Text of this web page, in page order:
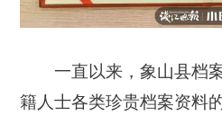
一直以来，象山县档案
籍人士各类珍贵档案资料